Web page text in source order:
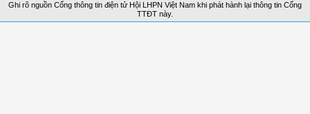
Ghi rõ nguồn Cổng thông tin điện tử Hội LHPN Việt Nam khi phát hành lại thông tin Cổng
TTĐT này.